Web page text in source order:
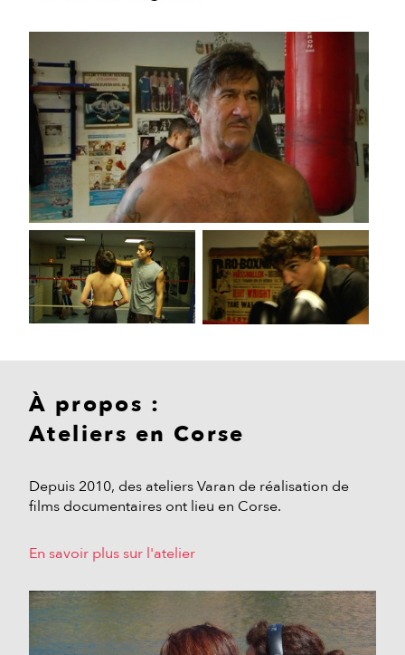
À propos :
Ateliers en Corse
Depuis 2010, des ateliers Varan de réalisation de
films documentaires ont lieu en Corse.
En savoir plus sur l'atelier